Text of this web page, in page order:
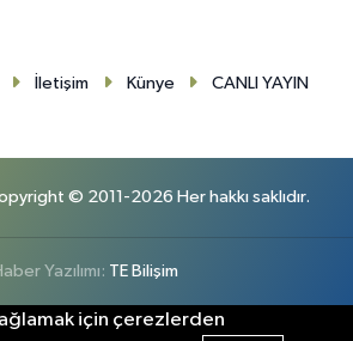
İletişim Künye CANLI YAYIN
© 2011-2026 Her hakkı saklıdır.
Yazılımı: TE Bilişim
için çerezlerden